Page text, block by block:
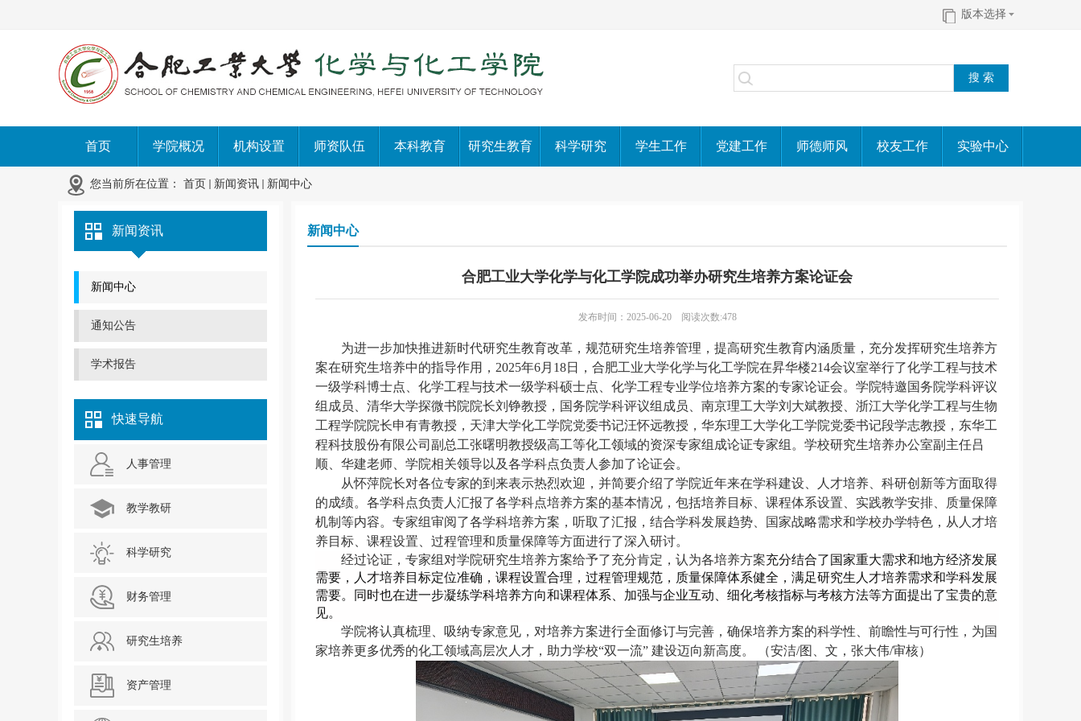
版本选择
首页 学院概况 机构设置 师资队伍 本科教育 研究生教育 科学研究 学生工作 党建工作 师德师风 校友工作 实验中心
您当前所在位置： 首页 新闻资讯 新闻中心
新闻资讯
新闻中心
通知公告
学术报告
快速导航
人事管理
教学教研
科学研究
财务管理
研究生培养
资产管理
新闻中心
合肥工业大学化学与化工学院成功举办研究生培养方案论证会
发布时间：2025-06-20 阅读次数:478
为进一步加快推进新时代研究生教育改革，规范研究生培养管理，提高研究生教育内涵质量，充分发挥研究生培养方
案在研究生培养中的指导作用， 2025年6月18日，合肥工业大学化学与化工学院在昇华楼214会议室举行了化学工程与技术
一级学科博士点、化学工程与技术一级学科硕士点、化学工程专业学位培养方案的专家论证会。学院特邀国务院学科评议
组成员、清华大学探微书院院长刘铮教授，国务院学科评议组成员、南京理工大学刘大斌教授、浙江大学化学工程与生物
工程学院院长申有青教授，天津大学化工学院党委书记汪怀远教授，华东理工大学化工学院党委书记段学志教授，东华工
程科技股份有限公司副总工张曙明教授级高工等化工领域的资深专家组成论证专家组。学校研究生培养办公室副主任吕
顺、华建老师、学院相关领导以及各学科点负责人参加了论证会。
从怀萍院长对各位专家的到来表示热烈欢迎，并简要介绍了学院近年来在学科建设、人才培养、科研创新等方面取得
的成绩。各学科点负责人汇报了各学科点培养方案的基本情况，包括培养目标、课程体系设置、实践教学安排、质量保障
机制等内容。 专家组审阅了各学科培养方案， 听取了汇报，结合学科发展趋势、国家战略需求和学校办学特色 ，从 人才培
养目标、 课程设置 过程管理和质量保障等方面进行了深入研讨。
经过论证，专家组对学院研究生培养方案给予了充分肯定，认为各培养方案充分结合了 国家重大需求和地方经济发展
需要， 人才培养目标定位准确 ， 课程设置合理 ， 过程管理规范，质量保障体系健全， 满足研究生人才培养需求和学科发展
需要。同时也在进一步凝练学科培养方向和课程体系、加强与企业互动、细化考核指标与考核方法等方面提出了宝贵的意
见。
学院将认真梳理、吸纳专家意见，对培养方案进行全面修订与完善，确保培养方案的科学性、前瞻性与可行性，为国
家培养更多优秀的化工领域高层次人才，助力学校“双一流” 建设迈向新高度。 （安洁/图、文，张大伟/审核）